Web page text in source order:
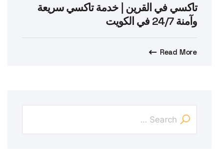
تاكسي في القرين | خدمة تاكسي سريعة
وآمنة 24/7 في الكويت
Read More